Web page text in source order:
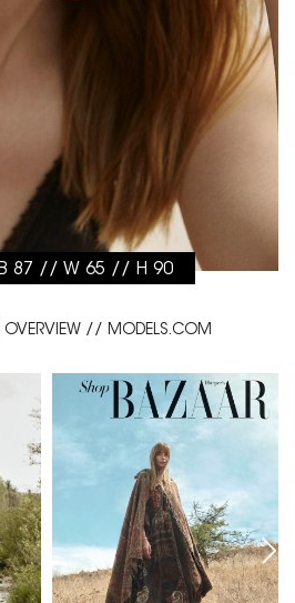
87 // W 65 // H 90
OVERVIEW// MODELS.COM